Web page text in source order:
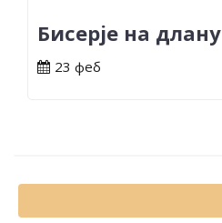
Бисерје на длану
23 феб